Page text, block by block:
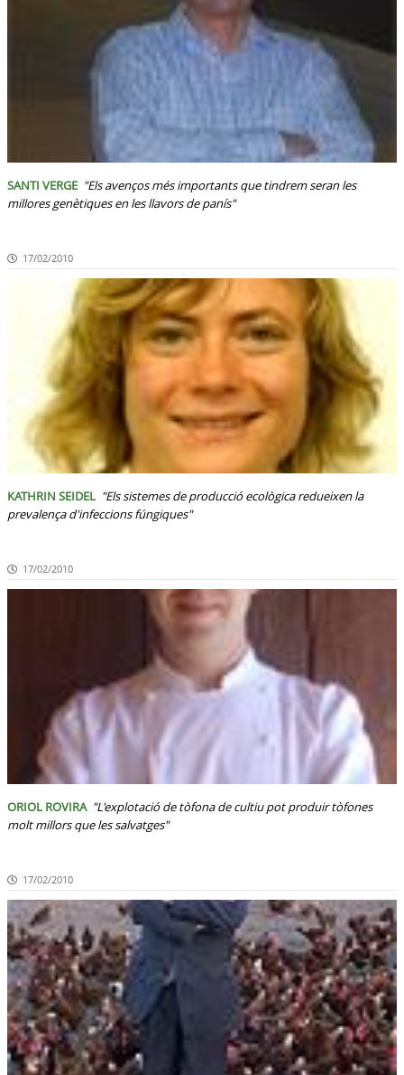
SANTI VERGE "Els avenços més importants que tindrem seran les
millores genètiques en les llavors de panís"
17/02/2010
KATHRIN SEIDEL "Els sistemes de producció ecològica redueixen la
prevalença d'infeccions fúngiques"
17/02/2010
ORIOL ROVIRA "L'explotació de tòfona de cultiu pot produir tòfones
molt millors que les salvatges"
17/02/2010